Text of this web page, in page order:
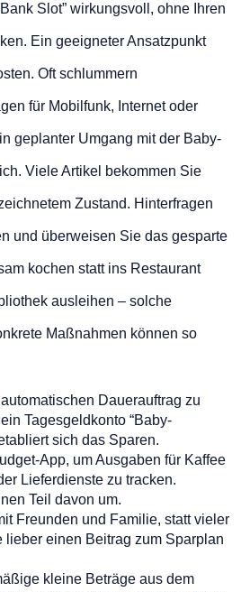
Slot” wirkungsvoll, ohne Ihren
Ein geeigneter Ansatzpunkt
Oft schlummern
für Mobilfunk, Internet oder
geplanter Umgang mit der Baby-
Viele Artikel bekommen Sie
Zustand. Hinterfragen
und überweisen Sie das gesparte
kochen statt ins Restaurant
ausleihen – solche
Maßnahmen können so
Dauerauftrag zu
Tagesgeldkonto “Baby-
sich das Sparen.
App, um Ausgaben für Kaffee
Lieferdienste zu tracken.
Teil davon um.
Freunden und Familie, statt vieler
lieber einen Beitrag zum Sparplan
kleine Beträge aus dem